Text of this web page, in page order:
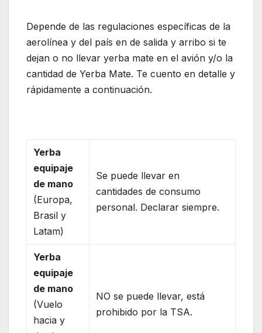
Depende de las regulaciones específicas de la
aerolínea y del país en de salida y arribo si te
dejan o no llevar yerba mate en el avión y/o la
cantidad de Yerba Mate. Te cuento en detalle y
rápidamente a continuación.
Yerba
equipaje
de mano
(Europa,
Brasil y
Latam)
Se puede llevar en
cantidades de consumo
personal. Declarar siempre.
Yerba
equipaje
de mano
(Vuelo
hacia y
NO se puede llevar, está
prohibido por la TSA.